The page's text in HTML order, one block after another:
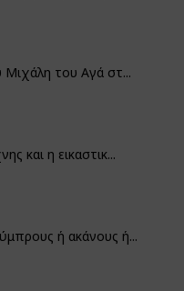
Μιχάλη του Αγά στ...
και η εικαστικ...
ή ακάνους ή...